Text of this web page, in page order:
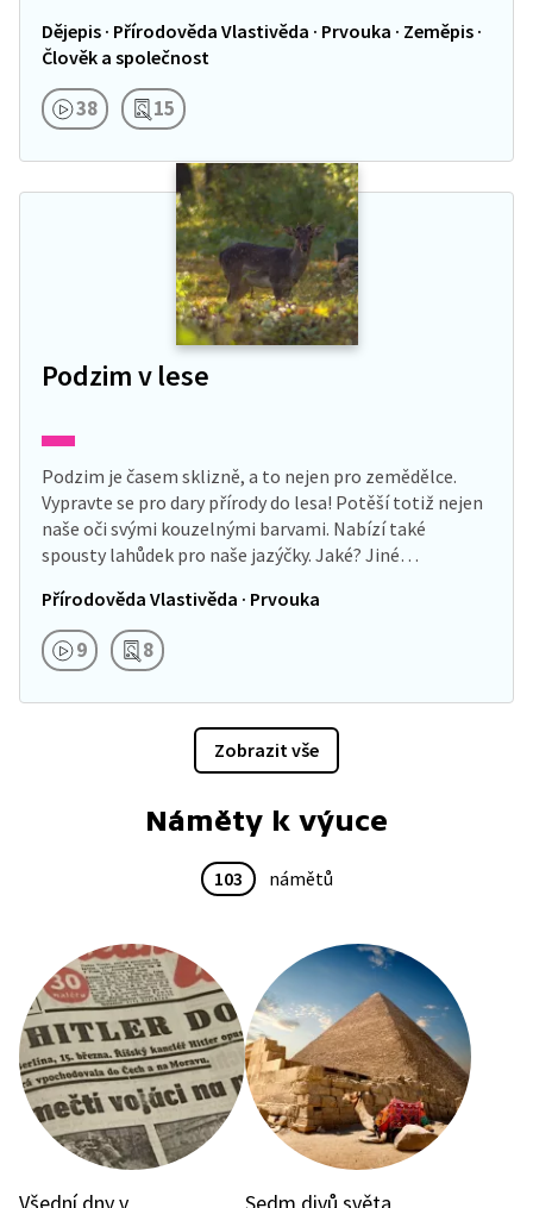
Dějepis · Přírodověda Vlastivěda · Prvouka · Zeměpis ·
Člověk a společnost
38 15
Podzim v lese
Podzim je časem sklizně, a to nejen pro zemědělce.
Vypravte se pro dary přírody do lesa! Potěší totiž nejen
naše oči svými kouzelnými barvami. Nabízí také
spousty lahůdek pro naše jazýčky. Jaké? Jiné…
Přírodověda Vlastivěda · Prvouka
9 8
Zobrazit vše
Náměty k výuce
103 námětů
Všední dny v Sedm divů světa